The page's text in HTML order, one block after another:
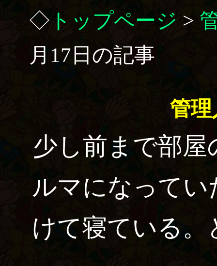
◇ トップページ >
月17日の記事
管理
少し前まで部
ルマになって
けて寝ている